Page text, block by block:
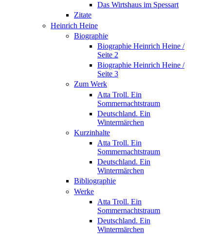
Das Wirtshaus im Spessart
Zitate
Heinrich Heine
Biographie
Biographie Heinrich Heine /
Seite 2
Biographie Heinrich Heine /
Seite 3
Zum Werk
Atta Troll. Ein
Sommernachtstraum
Deutschland. Ein
Wintermärchen
Kurzinhalte
Atta Troll. Ein
Sommernachtstraum
Deutschland. Ein
Wintermärchen
Bibliographie
Werke
Atta Troll. Ein
Sommernachtstraum
Deutschland. Ein
Wintermärchen